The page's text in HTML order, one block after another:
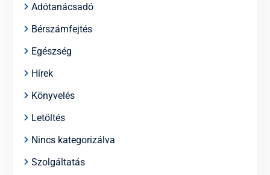
Adótanácsadó
Bérszámfejtés
Egészség
Hírek
Könyvelés
Letöltés
Nincs kategorizálva
Szolgáltatás